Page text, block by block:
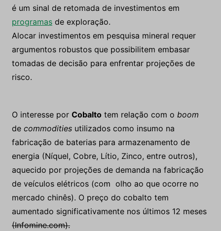
é um sinal de retomada de investimentos em
programasde exploração.
Alocar investimentos em pesquisa mineral requer
argumentos robustos que possibilitem embasar
tomadas de decisão para enfrentar projeções de
risco.
O interesse por Cobaltotem relação com o boom
decommoditiesutilizados como insumo na
fabricação de baterias para armazenamento de
energia (Níquel, Cobre, Lítio, Zinco, entre outros),
aquecido por projeções de demanda na fabricação
de veículos elétricos (com olho ao que ocorre no
mercado chinês). O preço do cobalto tem
aumentado significativamente nos últimos 12 meses
(Infomine.com).